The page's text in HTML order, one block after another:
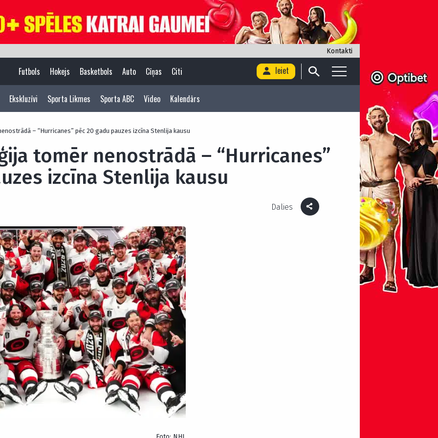
Kontakti
Futbols Hokejs Basketbols Auto Cīņas Citi Ieiet
Ekskluzīvi Sporta Likmes Sporta ABC Video Kalendārs
– “Hurricanes” pēc 20 gadu pauzes izcīna Stenlija kausu
tomēr nenostrādā – “Hurricanes”
izcīna Stenlija kausu
Dalies